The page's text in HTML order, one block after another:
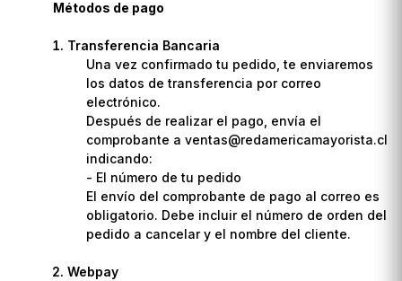
Métodos de pago
Transferencia Bancaria
Una vez confirmado tu pedido, te enviaremos
los datos de transferencia por correo
electrónico.
Después de realizar el pago, envía el
comprobante a ventas@redamericamayorista.cl
indicando:
- El número de tu pedido
El envío del comprobante de pago al correo es
obligatorio. Debe incluir el número de orden del
pedido a cancelar y el nombre del cliente.
Webpay